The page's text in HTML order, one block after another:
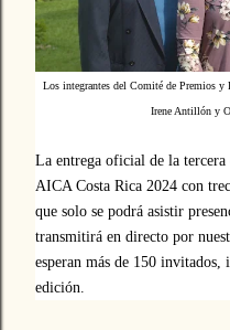
Los integrantes del Comité de Premios y
Irene Antillón y
La entrega oficial de la
AICA Costa Rica 2024 con
que solo se podrá asistir
transmitirá en directo por
esperan más de 150
edición.